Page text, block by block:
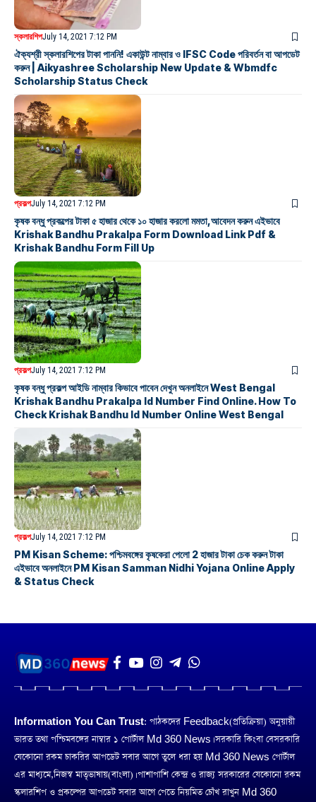
স্কলারশিপJuly 14, 2021 7:12 PM
ঐক্যশ্রী স্কলারশিপের টাকা পাননি! একাউন্ট নাম্বার ও IFSC Code পরিবর্তন বা আপডেট
করুন | Aikyashree Scholarship New Update & Wbmdfc
Scholarship Status Check
প্রকল্পJuly 14, 2021 7:12 PM
কৃষক বন্ধু প্রকল্পের টাকা ৫ হাজার থেকে ১০ হাজার করলো মমতা,আবেদন করুন এইভাবে
Krishak Bandhu Prakalpa Form Download Link Pdf &
Krishak Bandhu Form Fill Up
প্রকল্পJuly 14, 2021 7:12 PM
কৃষক বন্ধু প্রকল্প আইডি নাম্বার কিভাবে পাবেন দেখুন অনলাইনে West Bengal
Krishak Bandhu Prakalpa Id Number Find Online. How To
Check Krishak Bandhu Id Number Online West Bengal
প্রকল্পJuly 14, 2021 7:12 PM
PM Kisan Scheme: পশ্চিমবঙ্গের কৃষকেরা পেলো 2 হাজার টাকা চেক করুন টাকা
এইভাবে অনলাইনে PM Kisan Samman Nidhi Yojana Online Apply
& Status Check
Information You Can Trust: পাঠকদের Feedback(প্রতিক্রিয়া) অনুয়ায়ী
ভারত তথা পশ্চিমবঙ্গের নাম্বার ১ পোর্টাল Md 360 News। সরকারি কিংবা বেসরকারি
যেকোনো রকম চাকরির আপডেট সবার আগে তুলে ধরা হয় Md 360 News পোর্টাল
এর মাধ্যমে,নিজস্ব মাতৃভাষায়(বাংলা)। পাশাপাশি কেন্দ্র ও রাজ্য সরকারের যেকোনো রকম
স্কলারশিপ ও প্রকল্পের আপডেট সবার আগে পেতে নিয়মিত চোঁখ রাখুন Md 360